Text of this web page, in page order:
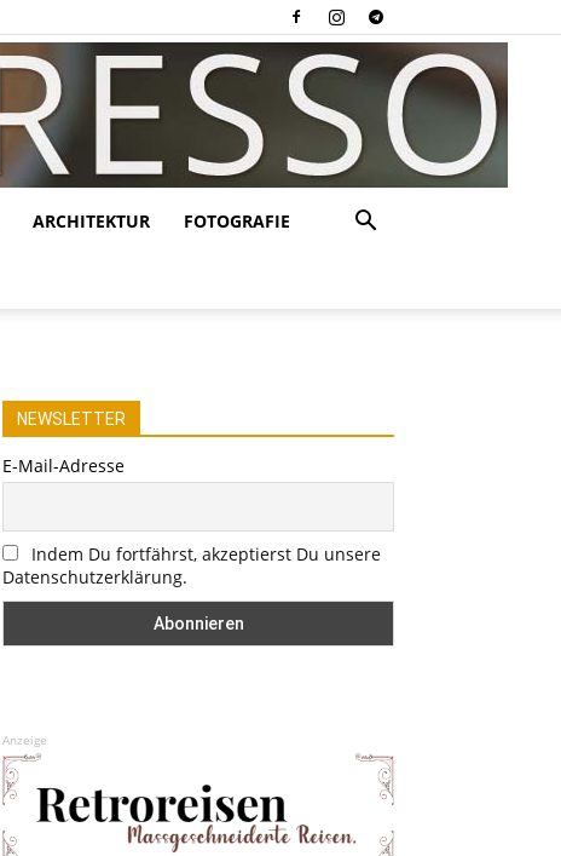
ARCHITEKTUR FOTOGRAFIE
NEWSLETTER
E-Mail-Adresse
Indem Du fortfährst, akzeptierst Du unsere
Datenschutzerklärung.
Anzeige